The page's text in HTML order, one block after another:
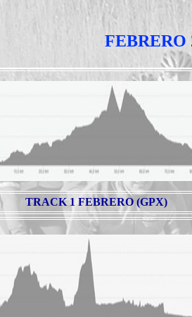
FEBRERO
TRACK 1 FEBRERO (GPX)